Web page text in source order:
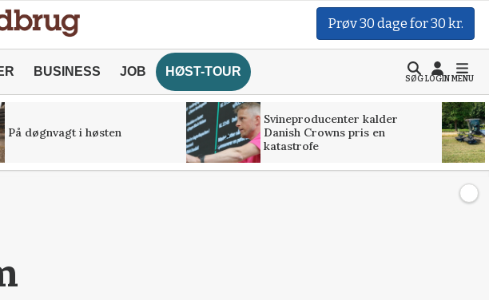
Prøv 30 dage for 30 kr.
BUSINESS JOB HØST-TOUR
SØGLOGINMENU
På døgnvagt i høsten
Svineproducenter kalder
Danish Crowns pris en
katastrofe